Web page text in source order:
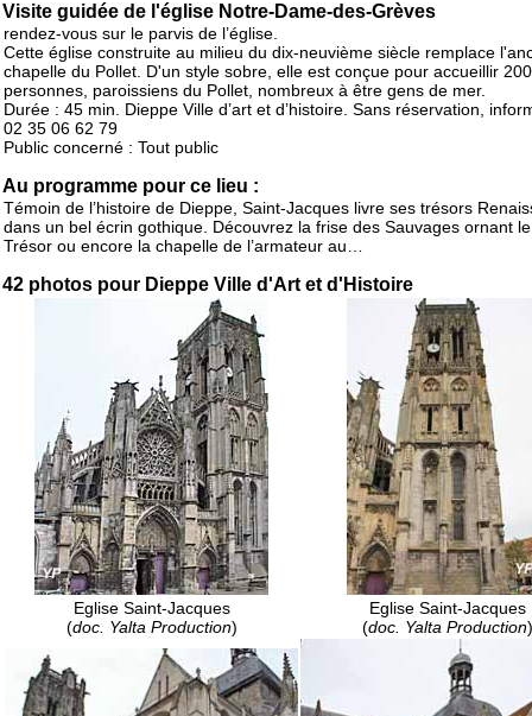
Visite guidée de l'église Notre-Dame-des-Grèves
rendez-vous sur le parvis de l’église.
Cette église construite au milieu du dix-neuvième siècle remplace
chapelle du Pollet. D'un style sobre, elle est conçue pour accueillir
personnes, paroissiens du Pollet, nombreux à être gens de mer.
Durée : 45 min. Dieppe Ville d’art et d’histoire. Sans réservation,
02 35 06 62 79
Public concerné : Tout public
Au programme pour ce lieu :
Témoin de l’histoire de Dieppe, Saint-Jacques livre ses trésors
dans un bel écrin gothique. Découvrez la frise des Sauvages ornant
Trésor ou encore la chapelle de l’armateur au…
42 photos pour Dieppe Ville d'Art et d'Histoire
Eglise Saint-Jacques
(doc. Yalta Production)
Eglise Saint-Jacques
(doc. Yalta Production)